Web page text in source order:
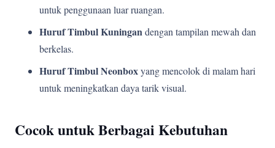
untuk penggunaan luar ruangan.
Huruf Timbul Kuningandengan tampilan mewah dan
berkelas.
Huruf Timbul Neonboxyang mencolok di malam hari
untuk meningkatkan daya tarik visual.
Cocok untuk Berbagai Kebutuhan